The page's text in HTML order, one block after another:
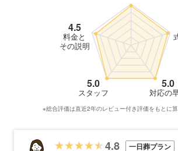
5.0
対応の
5.0
スタッフ
4.5
料金と
その説明
※総合評価は直近2年のレビュー付き評価をもとに算
4.8 一日葬プラン